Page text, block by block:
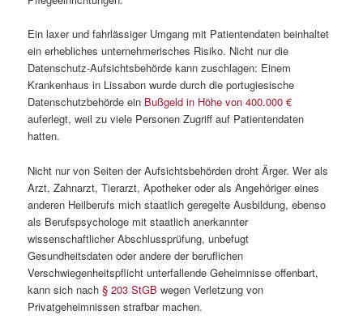
Ein laxer und fahrlässiger Umgang mit Patientendaten beinhaltet
ein erhebliches unternehmerisches Risiko. Nicht nur die
Datenschutz-Aufsichtsbehörde kann zuschlagen: Einem
Krankenhaus in Lissabon wurde durch die portugiesische
Datenschutzbehörde ein Bußgeld in Höhe von 400.000 €
auferlegt, weil zu viele Personen Zugriff auf Patientendaten
hatten.
Nicht nur von Seiten der Aufsichtsbehörden droht Ärger. Wer als
Arzt, Zahnarzt, Tierarzt, Apotheker oder als Angehöriger eines
anderen Heilberufs mich staatlich geregelte Ausbildung, ebenso
als Berufspsychologe mit staatlich anerkannter
wissenschaftlicher Abschlussprüfung, unbefugt
Gesundheitsdaten oder andere der beruflichen
Verschwiegenheitspflicht unterfallende Geheimnisse offenbart,
kann sich nach§ 203 StGB wegen Verletzung von
Privatgeheimnissen strafbar machen.